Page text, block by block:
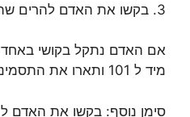
3. בקשו את האדם להרים שתי ידיים ביחד
מיד ל 101 ותארו את התסמינים.
סימן נוסף: בקשו את האדם